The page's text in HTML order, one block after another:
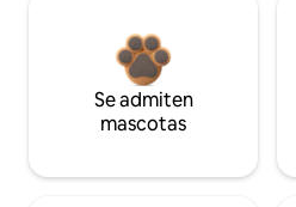
Se admiten
mascotas